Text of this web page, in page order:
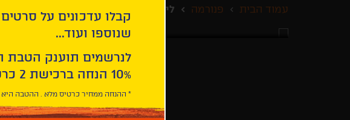
עמוד הבית פנורמה לילותיו הלבנים של הדוור
קבלו עדכונים על
שנוספו ועוד...
לנרשמים תוענק הטבת
10% הנחה ברכישת 2 כרטיסים לסרטי הפסטיבל .
* ההנחה ממחיר כרטיס מלא . ההטבה